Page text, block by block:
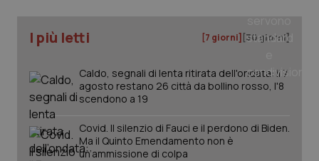
I più letti [7 giorni] [30 giorni]
Caldo, segnali di lenta ritirata dell'ondata: il 7
agosto restano 26 città da bollino rosso, l'8
scendono a 19
Covid. Il silenzio di Fauci e il perdono di Biden.
Ma il Quinto Emendamento non è
un’ammissione di colpa